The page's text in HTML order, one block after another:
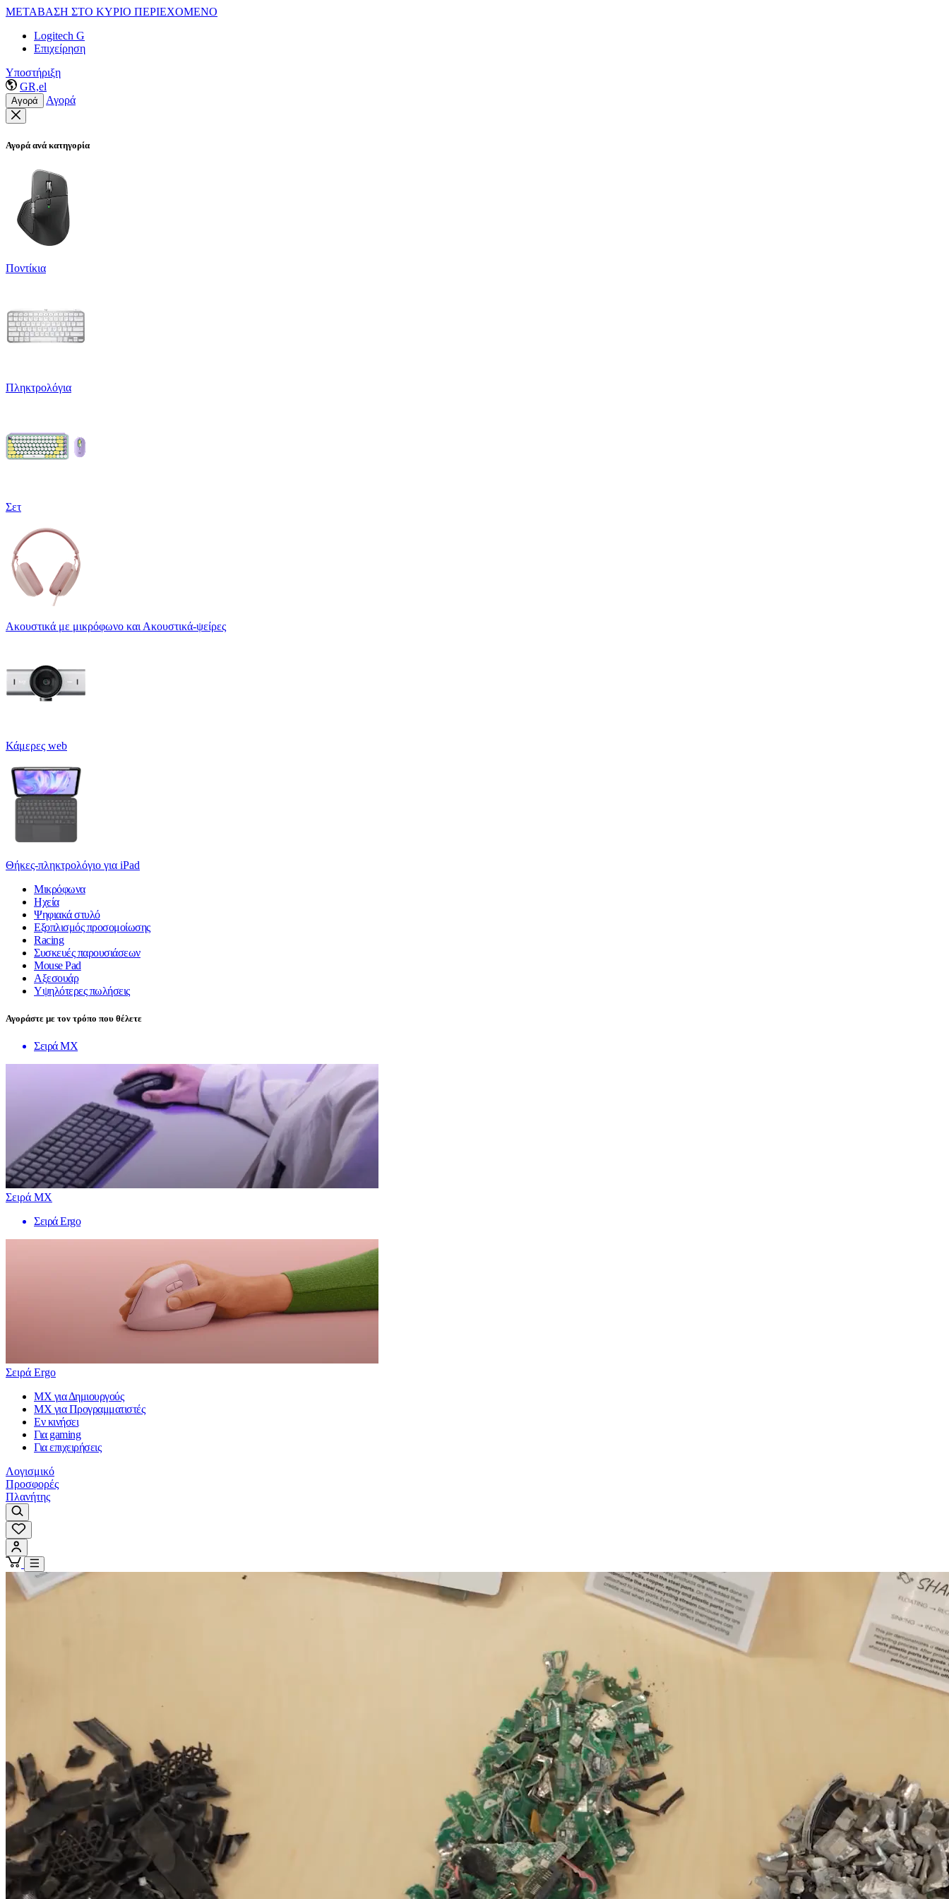
ΜΕΤΑΒΑΣΗ ΣΤΟ ΚΥΡΙΟ ΠΕΡΙΕΧΟΜΕΝΟ
Logitech G
Επιχείρηση
Υποστήριξη
GR,el
Αγορά Αγορά
Αγορά ανά κατηγορία
Ποντίκια
Πληκτρολόγια
Σετ
Ακουστικά με μικρόφωνο και Ακουστικά-ψείρες
Κάμερες web
Θήκες-πληκτρολόγιο για iPad
Μικρόφωνα
Ηχεία
Ψηφιακά στυλό
Εξοπλισμός προσομοίωσης
Racing
Συσκευές παρουσιάσεων
Mouse Pad
Αξεσουάρ
Υψηλότερες πωλήσεις
Αγοράστε με τον τρόπο που θέλετε
Σειρά MX
Σειρά MX
Σειρά Ergo
Σειρά Ergo
MX για Δημιουργούς
MX για Προγραμματιστές
Εν κινήσει
Για gaming
Για επιχειρήσεις
Λογισμικό
Προσφορές
Πλανήτης